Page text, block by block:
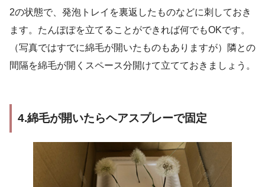
2の状態で、発泡トレイを裏返したものなどに刺しておき
ます。たんぽぽを立てることができれば何でもOKです。
（写真ではすでに綿毛が開いたものもありますが）隣との
間隔を綿毛が開くスペース分開けて立てておきましょう。
4.綿毛が開いたらヘアスプレーで固定